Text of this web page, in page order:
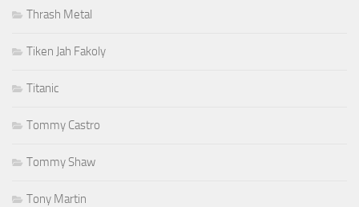
Thrash Metal
Tiken Jah Fakoly
Titanic
Tommy Castro
Tommy Shaw
Tony Martin